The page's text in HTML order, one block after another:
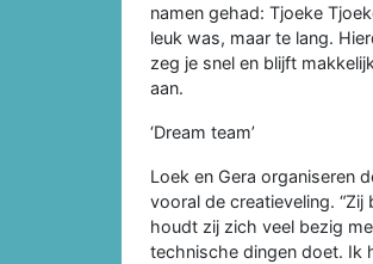
namen gehad: Tjoeke
leuk was, maar te lang.
zeg je snel en blijft
aan.
‘Dream team’
Loek en Gera organiseren
vooral de creatieveling.
houdt zij zich veel bezig
technische dingen doet. Ik